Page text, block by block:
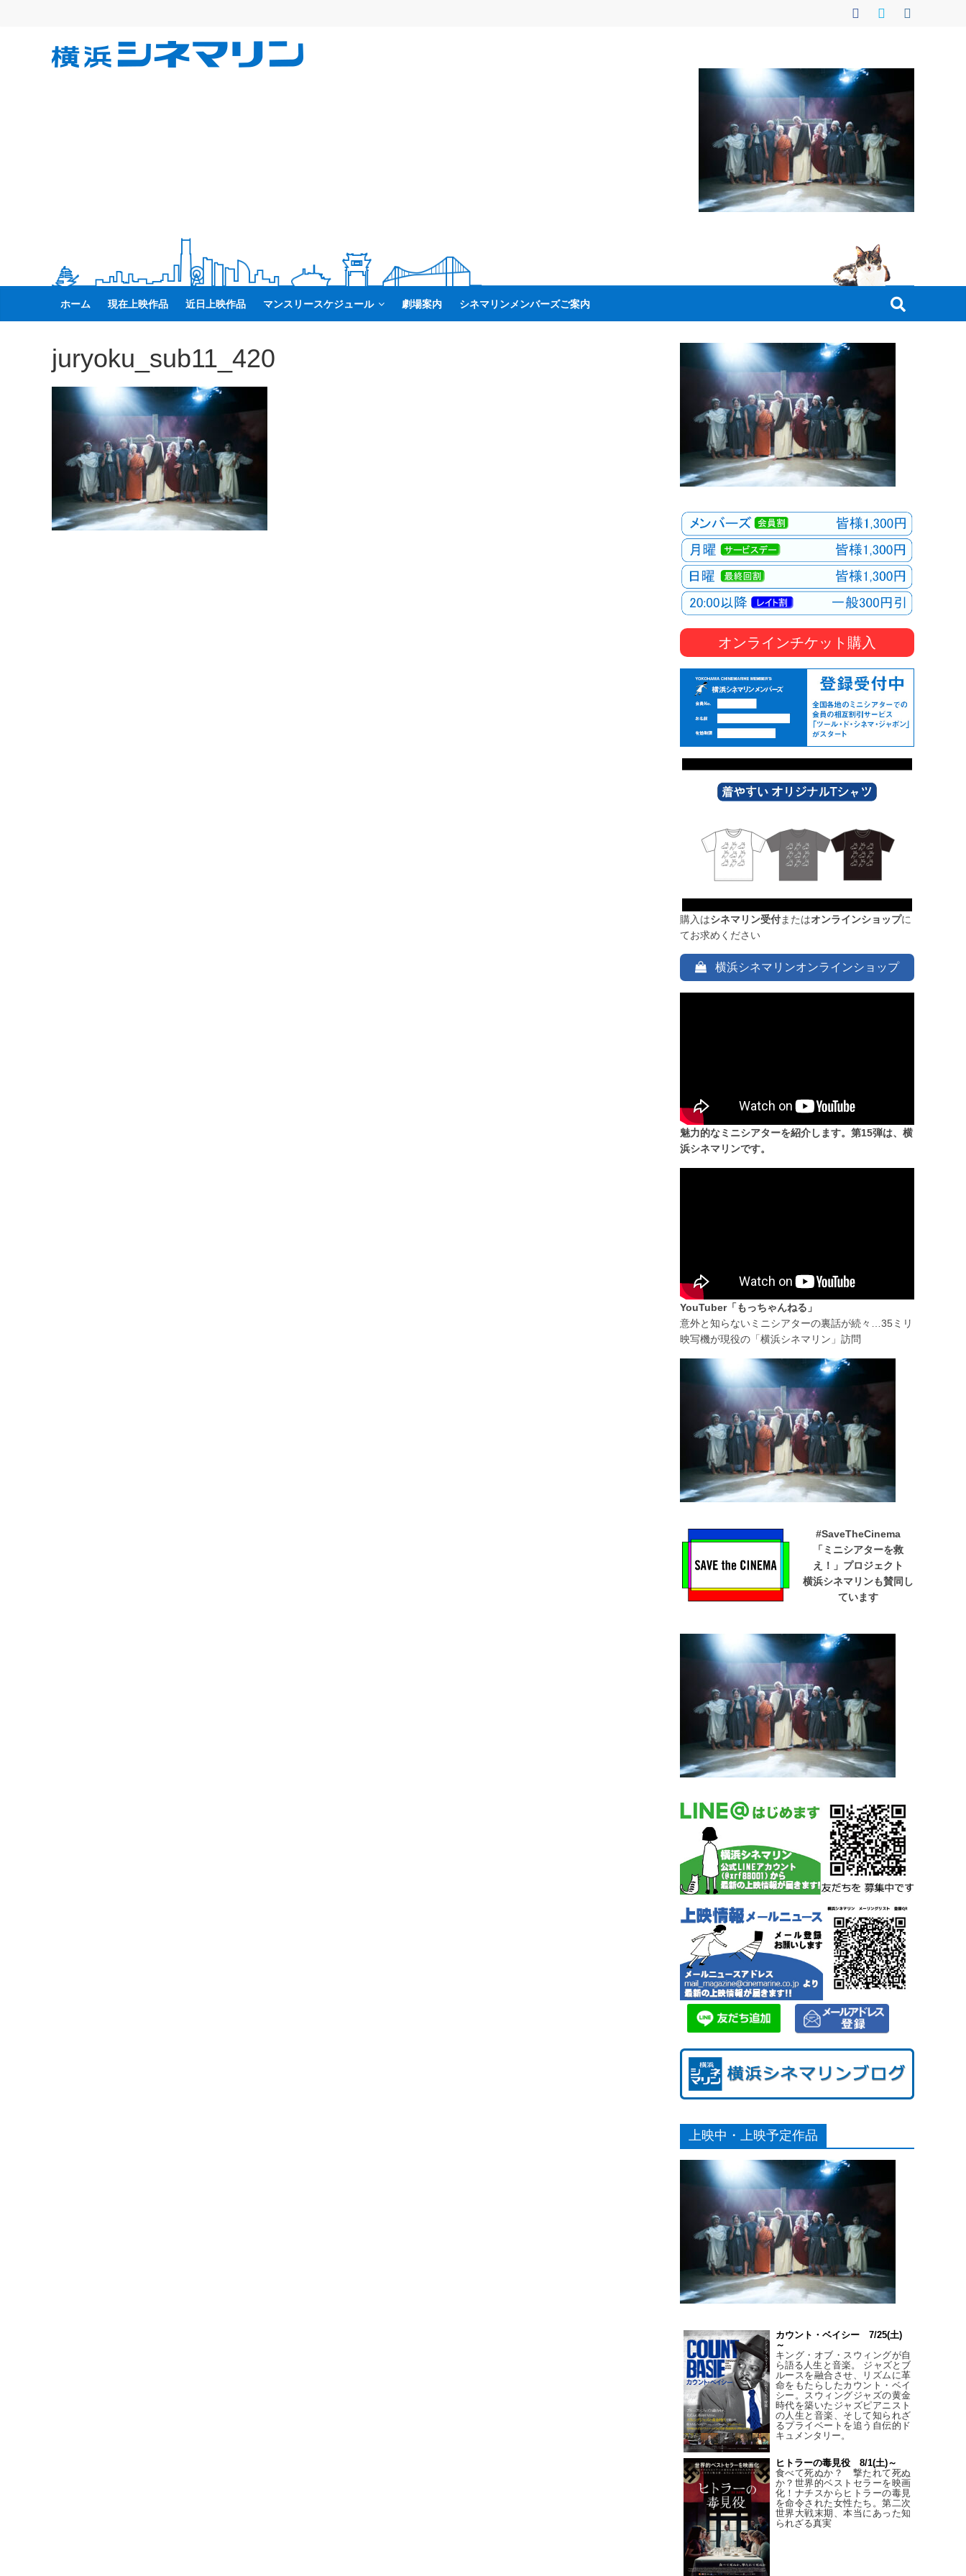
横
リ
ン
た
い
映
ホーム 現在上映作品 近日上映作品 マンスリースケジュール 劇場案内 シネマリンメンバーズご案内
juryoku_sub11_420
オンラインチケット購入
購入はシネマリン受付またはオンラインショップに
てお求めください
横浜シネマリンオンラインショップ
魅力的なミニシアターを紹介します。第15弾は、横
浜シネマリンです。
YouTuber「もっちゃんねる」
意外と知らないミニシアターの裏話が続々…35ミリ
映写機が現役の「横浜シネマリン」訪問
#SaveTheCinema
「ミニシアターを救
え！」プロジェクト
横浜シネマリンも賛同し
ています
上映中・上映予定作品
カウント・ベイシー 7/25(土)
～
キング・オブ・スウィングが自
ら語る人生と音楽。 ジャズとブ
ルースを融合させ、リズムに革
命をもたらしたカウント・ベイ
シー。スウィングジャズの黄金
時代を築いたジャズピアニスト
の人生と音楽、そして知られざ
るプライベートを追う自伝的ド
キュメンタリー。
ヒトラーの毒見役 8/1(土)～
食べて死ぬか？ 撃たれて死ぬ
か？世界的ベストセラーを映画
化！ナチスからヒトラーの毒見
を命令された女性たち。第二次
世界大戦末期、本当にあった知
られざる真実